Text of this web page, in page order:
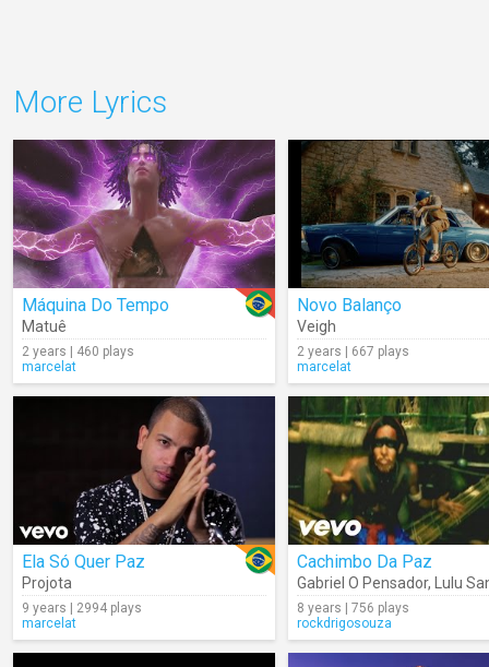
More Lyrics
Máquina Do Tempo
Matuê
2 years | 460 plays
marcelat
Novo Balanço
Veigh
2 years | 667 plays
marcelat
Ela Só Quer Paz
Projota
9 years | 2994 plays
marcelat
Cachimbo Da Paz
Gabriel O Pensador, Lulu
8 years | 756 plays
rockdrigosouza